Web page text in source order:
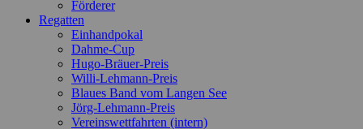
Förderer
Regatten
Einhandpokal
Dahme-Cup
Hugo-Bräuer-Preis
Willi-Lehmann-Preis
Blaues Band vom Langen See
Jörg-Lehmann-Preis
Vereinswettfahrten (intern)